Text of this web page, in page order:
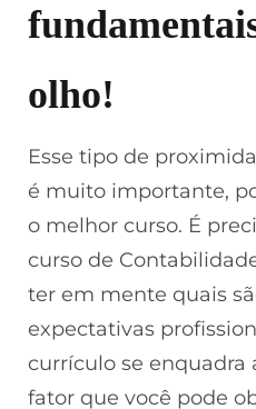
olho!
Esse tipo de
é muito importante,
o melhor curso. É
curso de
ter em mente quais
expectativas
currículo se enquadra
fator que você pode